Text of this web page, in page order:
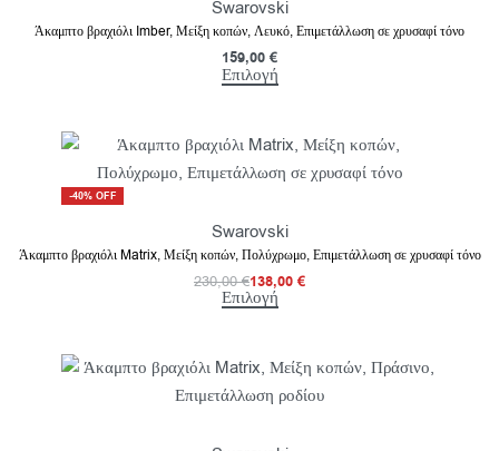
Swarovski
Άκαμπτο βραχιόλι Imber, Μείξη κοπών, Λευκό, Επιμετάλλωση σε χρυσαφί τόνο
159,00 €
Επιλογή
-40% OFF
Swarovski
Άκαμπτο βραχιόλι Matrix, Μείξη κοπών, Πολύχρωμο, Επιμετάλλωση σε χρυσαφί τόνο
230,00€138,00 €
Επιλογή